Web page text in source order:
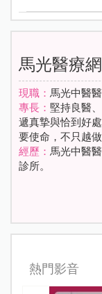
馬光醫療網
現職： 馬光中醫
專長： 堅持良醫
遞真摯與恰到好
要使命，不只越
經歷： 馬光中醫
診所。
熱門影音